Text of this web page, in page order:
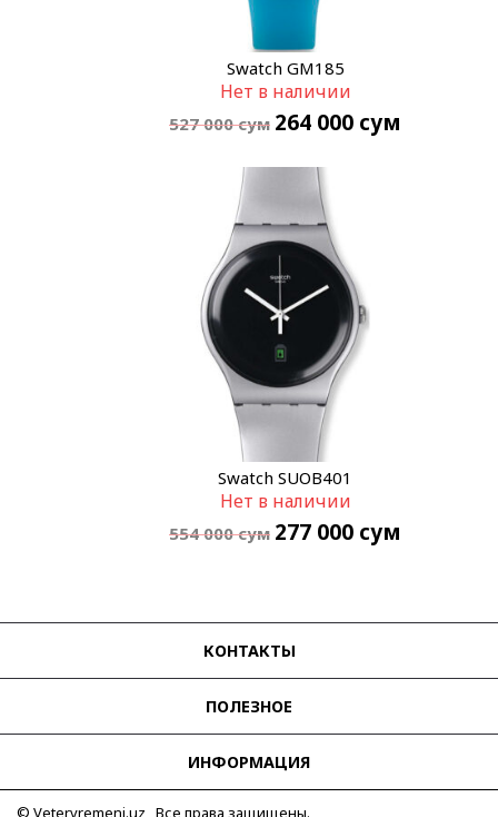
Swatch GM185
Нет в наличии
527 000сум 264 000 сум
Swatch SUOB401
Нет в наличии
554 000сум 277 000 сум
КОНТАКТЫ
ПОЛЕЗНОЕ
ИНФОРМАЦИЯ
© Vetervremeni.uz Все права защищены.